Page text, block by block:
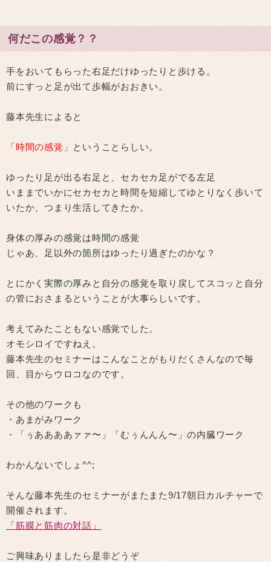
何だこの感覚？？
手をおいてもらった右足だけゆったりと歩ける。
前にすっと足が出て歩幅がおおきい。
藤本先生によると
「時間の感覚」 ということらしい。
ゆったり足が出る右足と、セカセカ足がでる左足
いままでいかにセカセカと時間を短縮してゆとりなく歩いて
いたか、つまり生活してきたか。
身体の厚みの感覚は時間の感覚
じゃあ、足以外の箇所はゆったり過ぎたのかな？
とにかく実際の厚みと自分の感覚を取り戻してスコッと自分
の管におさまるということが大事らしいです。
考えてみたこともない感覚でした。
オモシロイですねえ。
藤本先生のセミナーはこんなことがもりだくさんなので毎
回、目からウロコなのです。
その他のワークも
・あまがみワーク
・「ぅああああァァ〜」「むぅんんん〜」の内臓ワーク
わかんないでしょ^^;
そんな藤本先生のセミナーがまたまた9/17朝日カルチャーで
開催されます。
「筋膜と筋肉の対話」
ご興味ありましたら是非どうぞ